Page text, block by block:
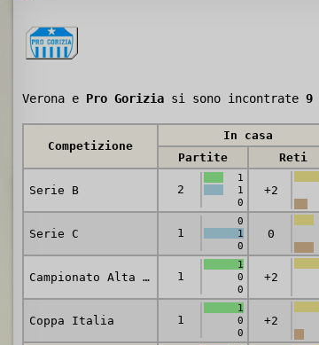
Verona e Pro Gorizia si sono incontrate 9
Competizione
In casa
Partite
Reti
Serie B 2
1
1
0
+2
Serie C 1
0
1
0
0
Campionato Alta Italia 1
1
0
0
+2
Coppa Italia 1
1
0
0
+2